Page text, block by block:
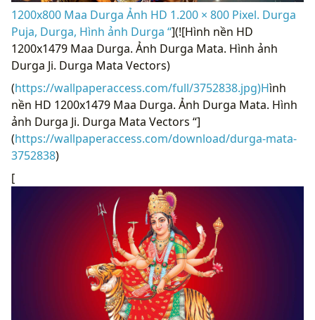
1200x800 Maa Durga Ảnh HD 1.200 × 800 Pixel. Durga
Puja, Durga, Hình ảnh Durga “](![Hình nền HD
1200x1479 Maa Durga. Ảnh Durga Mata. Hình ảnh
Durga Ji. Durga Mata Vectors)
(https://wallpaperaccess.com/full/3752838.jpg)Hình
nền HD 1200x1479 Maa Durga. Ảnh Durga Mata. Hình
ảnh Durga Ji. Durga Mata Vectors “]
(https://wallpaperaccess.com/download/durga-mata-
3752838)
[